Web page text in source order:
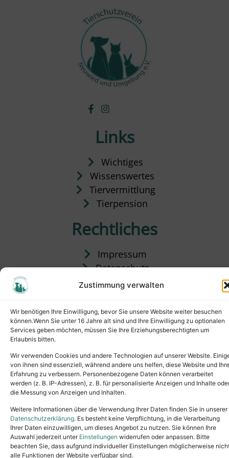
Zustimmung verwalten
Wir benötigen Ihre Einwilligung, bevor Sie unsere Website weiter besuchen
können.Wenn Sie unter 16 Jahre alt sind und Ihre Einwilligung zu optionalen
Services geben möchten, müssen Sie Ihre Erziehungsberechtigten um
Erlaubnis bitten.
Wir verwenden Cookies und andere Technologien auf unserer Website.
von ihnen sind essenziell, während andere uns helfen, diese Website und Ihre
Erfahrung zu verbessern. Personenbezogene Daten können verarbeitet
werden (z. B. IP-Adressen), z. B. für personalisierte Anzeigen und Inhalte
die Messung von Anzeigen und Inhalten.
Weitere Informationen über die Verwendung Ihrer Daten finden Sie in unserer
Datenschutzerklärung. Es besteht keine Verpflichtung, in die Verarbeitung
Ihrer Daten einzuwilligen, um dieses Angebot zu nutzen. Sie können Ihre
Auswahl jederzeit unter Einstellungen widerrufen oder anpassen. Bitte
beachten Sie, dass aufgrund individueller Einstellungen möglicherweise
alle Funktionen der Website verfügbar sind.
Links
Wichtiges
Wissenswertes
Tiervermittlung
Tierpension
Rechtliches
Impressum
Datenschutz
Satzung
Copyright © 2024. All rights reserved.
Tel.: (02631) 55356buero@tierheim-neuwied.de
Ludwigshof 1, 56567 Neuwied